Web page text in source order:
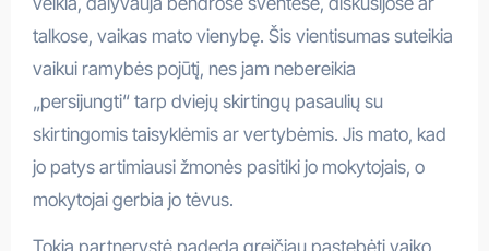
talkose, vaikas mato vienybę. Šis vientisumas suteikia
vaikui ramybės pojūtį, nes jam nebereikia
„persijungti“ tarp dviejų skirtingų pasaulių su
skirtingomis taisyklėmis ar vertybėmis. Jis mato, kad
jo patys artimiausi žmonės pasitiki jo mokytojais, o
mokytojai gerbia jo tėvus.
Tokia partnerystė padeda greičiau pastebėti vaiko